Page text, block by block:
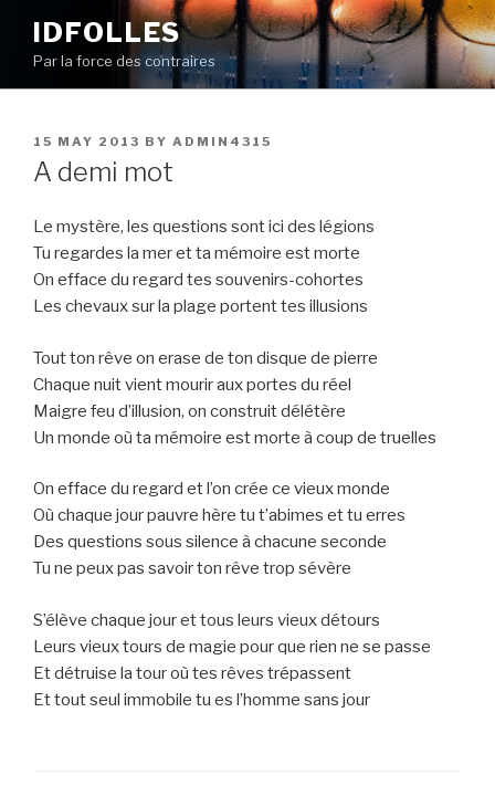
content
IDFOLLES
Par la force des contraires
POSTED
ON
15 MAY 2013 BY ADMIN4315
A demi mot
Le mystère, les questions sont ici des légions
Tu regardes la mer et ta mémoire est morte
On efface du regard tes souvenirs-cohortes
Les chevaux sur la plage portent tes illusions
Tout ton rêve on erase de ton disque de pierre
Chaque nuit vient mourir aux portes du réel
Maigre feu d’illusion, on construit délétère
Un monde où ta mémoire est morte à coup de truelles
On efface du regard et l’on crée ce vieux monde
Où chaque jour pauvre hère tu t’abimes et tu erres
Des questions sous silence à chacune seconde
Tu ne peux pas savoir ton rêve trop sévère
S’élève chaque jour et tous leurs vieux détours
Leurs vieux tours de magie pour que rien ne se passe
Et détruise la tour où tes rêves trépassent
Et tout seul immobile tu es l’homme sans jour